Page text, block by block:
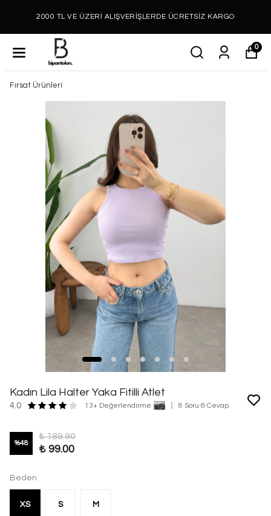
2000 TL VE ÜZERİ ALIŞVERİŞLERDE ÜCRETSİZ KARGO
0
Fırsat Ürünleri
Kadın Lila Halter Yaka Fitilli Atlet
4.0 13+ Değerlendirme 8 Soru & Cevap
%48
₺ 189.90
₺ 99.00
Beden
XS S M